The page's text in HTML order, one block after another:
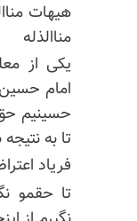
هیهات
منا‌الذله
یکی از
امام حسین
حسینیم
تا به
فریاد اعتراضی
تا حقمو